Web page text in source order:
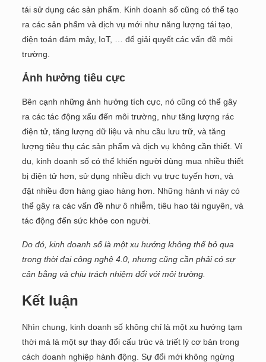
tái sử dụng các sản phẩm. Kinh doanh số cũng có thể tạo
ra các sản phẩm và dịch vụ mới như năng lượng tái tạo,
điện toán đám mây, IoT, … để giải quyết các vấn đề môi
trường.
Ảnh hưởng tiêu cực
Bên cạnh những ảnh hưởng tích cực, nó cũng có thể gây
ra các tác động xấu đến môi trường, như tăng lượng rác
điện tử, tăng lượng dữ liệu và nhu cầu lưu trữ, và tăng
lượng tiêu thụ các sản phẩm và dịch vụ không cần thiết. Ví
dụ, kinh doanh số có thể khiến người dùng mua nhiều thiết
bị điện tử hơn, sử dụng nhiều dịch vụ trực tuyến hơn, và
đặt nhiều đơn hàng giao hàng hơn. Những hành vi này có
thể gây ra các vấn đề như ô nhiễm, tiêu hao tài nguyên, và
tác động đến sức khỏe con người.
Do đó, kinh doanh số là một xu hướng không thể bỏ qua
trong thời đại công nghệ 4.0, nhưng cũng cần phải có sự
cân bằng và chịu trách nhiệm đối với môi trường.
Kết luận
Nhìn chung, kinh doanh số không chỉ là một xu hướng tạm
thời mà là một sự thay đổi cấu trúc và triết lý cơ bản trong
cách doanh nghiệp hành động. Sự đổi mới không ngừng